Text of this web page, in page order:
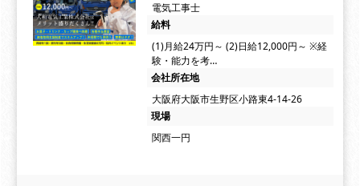
電気工事士
給料
(1)月給24万円～ (2)日給12,000円～ ※経
験・能力を考…
会社所在地
大阪府大阪市生野区小路東4-14-26
現場
関西一円